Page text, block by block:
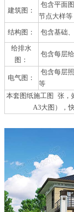
建筑图：
包含平面
节点大样等
结构图： 包含基础
给排水
图：
包含每层
电气图：
包含每层
等
本套图纸施工图 张，
A3大图），